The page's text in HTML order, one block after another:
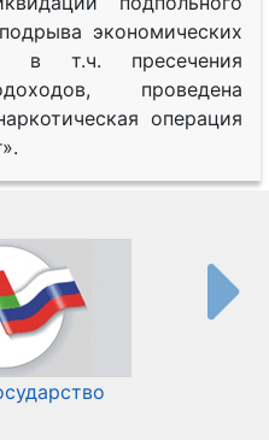
экономических
в т.ч. пресечения
проведена
операция